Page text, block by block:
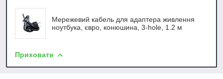
Мережевий кабель для адаптера живлення
ноутбука, євро, конюшина, 3-hole, 1.2 м
Приховати